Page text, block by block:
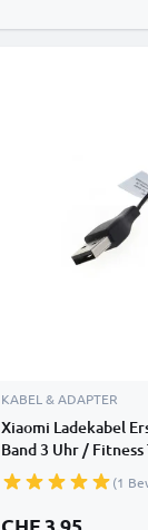
KABEL & ADAPTER
Xiaomi Ladekabel
Band 3 Uhr /
Datenkabel
(1